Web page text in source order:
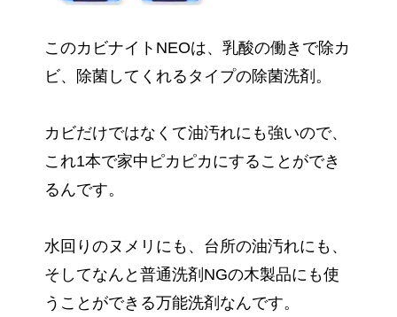
このカビナイトNEOは、乳酸の働きで除カ
ビ、除菌してくれるタイプの除菌洗剤。
カビだけではなくて油汚れにも強いので、
これ1本で家中ピカピカにすることができ
るんです。
水回りのヌメリにも、台所の油汚れにも、
そしてなんと普通洗剤NGの木製品にも使
うことができる万能洗剤なんです。